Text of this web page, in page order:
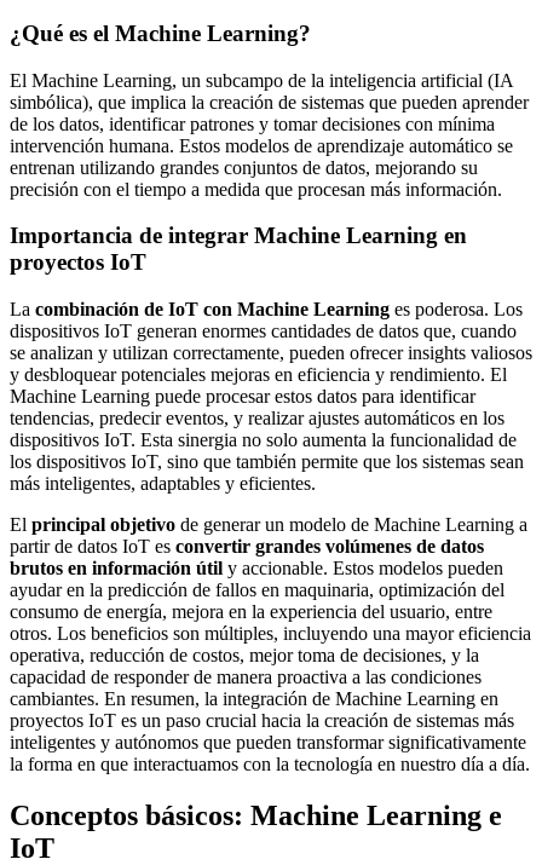
¿Qué es el Machine Learning?
El Machine Learning, un subcampo de la inteligencia artificial (IA
simbólica), que implica la creación de sistemas que pueden aprender
de los datos, identificar patrones y tomar decisiones con mínima
intervención humana. Estos modelos de aprendizaje automático se
entrenan utilizando grandes conjuntos de datos, mejorando su
precisión con el tiempo a medida que procesan más información.
Importancia de integrar Machine Learning en
proyectos IoT
La combinación de IoT con Machine Learning es poderosa. Los
dispositivos IoT generan enormes cantidades de datos que, cuando
se analizan y utilizan correctamente, pueden ofrecer insights valiosos
y desbloquear potenciales mejoras en eficiencia y rendimiento. El
Machine Learning puede procesar estos datos para identificar
tendencias, predecir eventos, y realizar ajustes automáticos en los
dispositivos IoT. Esta sinergia no solo aumenta la funcionalidad de
los dispositivos IoT, sino que también permite que los sistemas sean
más inteligentes, adaptables y eficientes.
El principal objetivo de generar un modelo de Machine Learning a
partir de datos IoT es convertir grandes volúmenes de datos
brutos en información útil y accionable. Estos modelos pueden
ayudar en la predicción de fallos en maquinaria, optimización del
consumo de energía, mejora en la experiencia del usuario, entre
otros. Los beneficios son múltiples, incluyendo una mayor eficiencia
operativa, reducción de costos, mejor toma de decisiones, y la
capacidad de responder de manera proactiva a las condiciones
cambiantes. En resumen, la integración de Machine Learning en
proyectos IoT es un paso crucial hacia la creación de sistemas más
inteligentes y autónomos que pueden transformar significativamente
la forma en que interactuamos con la tecnología en nuestro día a día.
Conceptos básicos: Machine Learning e
IoT